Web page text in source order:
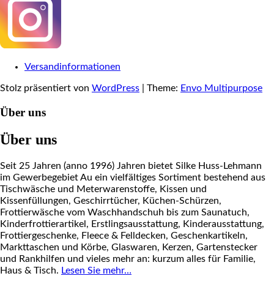
Versandinformationen
Stolz präsentiert von WordPress Theme: Envo Multipurpose
Über uns
Über uns
Seit 25 Jahren (anno 1996) Jahren bietet Silke Huss-Lehmann
im Gewerbegebiet Au ein vielfältiges Sortiment bestehend aus
Tischwäsche und Meterwarenstoffe, Kissen und
Kissenfüllungen, Geschirrtücher, Küchen-Schürzen,
Frottierwäsche vom Waschhandschuh bis zum Saunatuch,
Kinderfrottierartikel, Erstlingsausstattung, Kinderausstattung,
Frottiergeschenke, Fleece & Felldecken, Geschenkartikeln,
Markttaschen und Körbe, Glaswaren, Kerzen, Gartenstecker
und Rankhilfen und vieles mehr an: kurzum alles für Familie,
Haus & Tisch. Lesen Sie mehr…